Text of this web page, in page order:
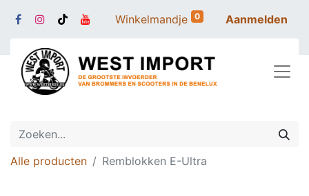
Winkelmandje 0 Aanmelden
Alle producten Remblokken E-Ultra